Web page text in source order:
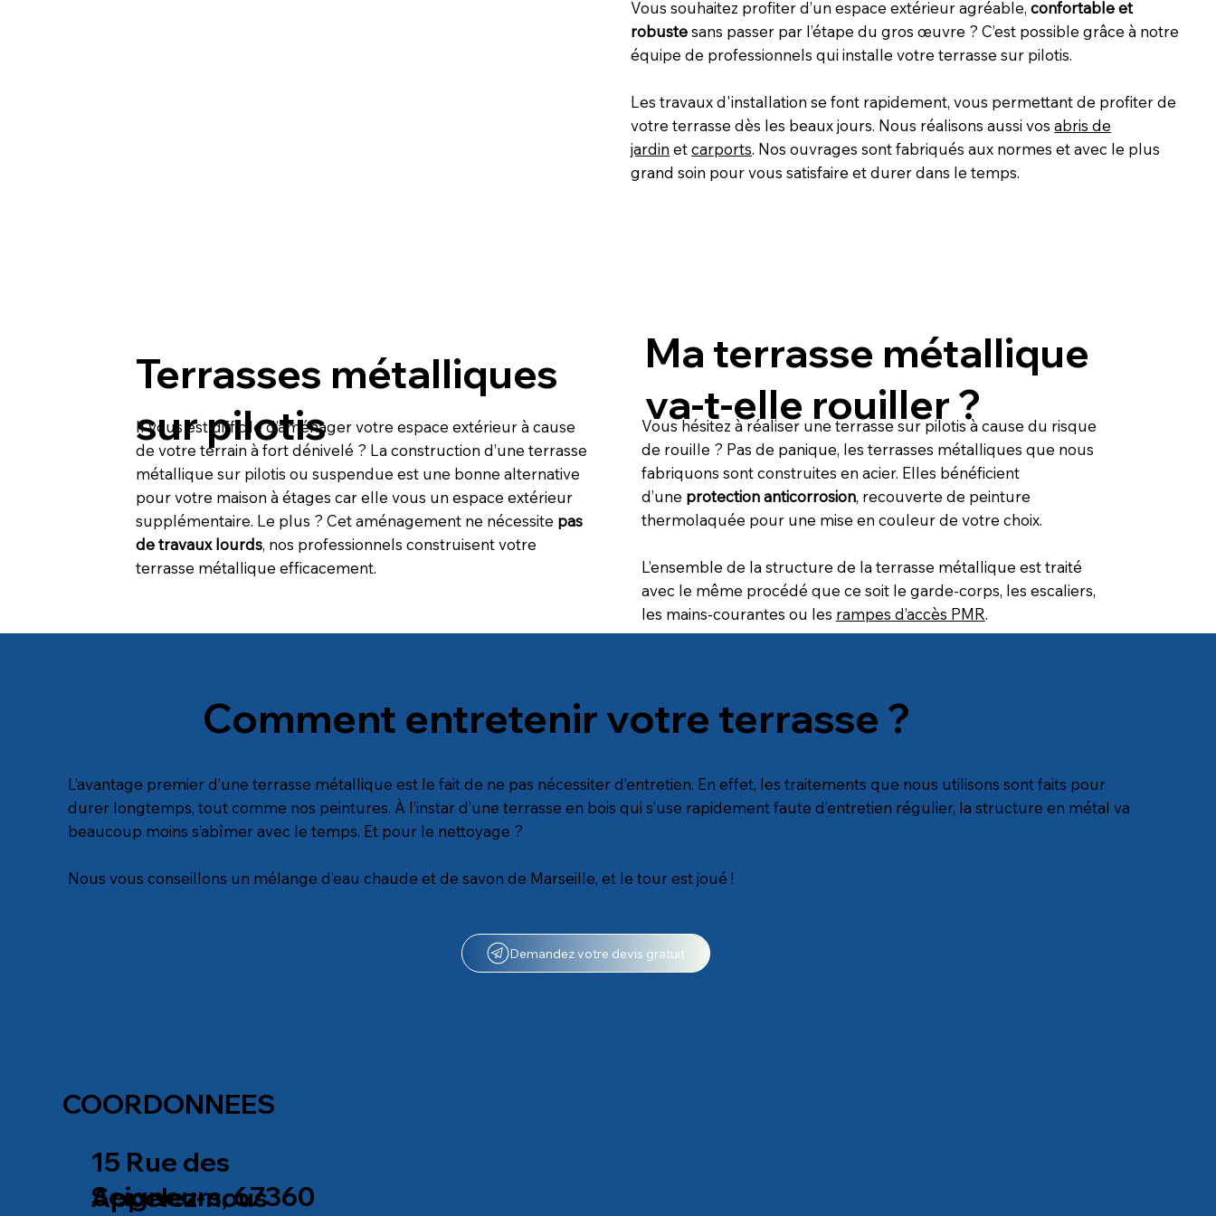
Vous souhaitez profiter d’un espace extérieur agréable,confortable et
robustesans passer par l’étape du gros œuvre ? C’est possible grâce à notre
équipe de professionnels qui installe votre terrasse sur pilotis.
Les travaux d'installation se font rapidement, vous permettant de profiter de
votre terrasse dès les beaux jours. Nous réalisons aussi vosabris de
jardin etcarports. Nos ouvrages sont fabriqués aux normes et avec le plus
grand soin pour vous satisfaire et durer dans le temps.
Terrasses métalliques
sur pilotis
Il vous est difficile d’aménager votre espace extérieur à cause
de votre terrain à fort dénivelé ? La construction d’une terrasse
métallique sur pilotis ou suspendue est une bonne alternative
pour votre maison à étages car elle vous un espace extérieur
supplémentaire. Le plus ? Cet aménagement ne nécessite pas
de travaux lourds, nos professionnels construisent votre
terrasse métallique efficacement.
Ma terrasse métallique
va-t-elle rouiller ?
Vous hésitez à réaliser une terrasse sur pilotis à cause du risque
de rouille ? Pas de panique, les terrasses métalliques que nous
fabriquons sont construites en acier. Elles bénéficient
d’une protection anticorrosion, recouverte de peinture
thermolaquée pour une mise en couleur de votre choix.
L’ensemble de la structure de la terrasse métallique est traité
avec le même procédé que ce soit le garde-corps, les escaliers,
les mains-courantes ou les rampes d’accès PMR.
Comment entretenir votre terrasse ?
L’avantage premier d’une terrasse métallique est le fait de ne pas nécessiter d’entretien. En effet, les traitements que nous utilisons sont faits pour
durer longtemps, tout comme nos peintures. À l’instar d’une terrasse en bois qui s’use rapidement faute d’entretien régulier, la structure en métal va
beaucoup moins s’abîmer avec le temps. Et pour le nettoyage ?
Nous vous conseillons un mélange d’eau chaude et de savon de Marseille, et le tour est joué !
Demandez votre devis gratuit
COORDONNEES
15 Rue des
Seigneurs, 67360
Appelez-nous